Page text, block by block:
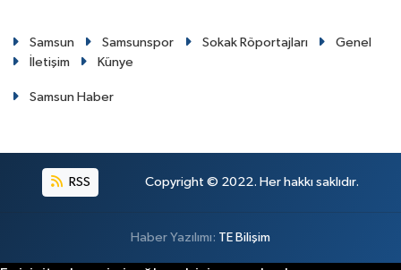
Samsun Samsunspor Sokak Röportajları
Genel
İletişim
Künye
Samsun Haber
RSS Copyright © 2022. Her hakkı saklıdır.
Haber Yazılımı: TE Bilişim